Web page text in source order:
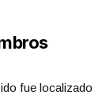
fue localizado